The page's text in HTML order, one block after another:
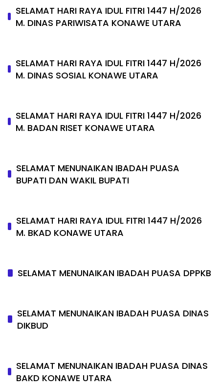
SELAMAT HARI RAYA IDUL FITRI 1447 H/2026
M. DINAS PARIWISATA KONAWE UTARA
SELAMAT HARI RAYA IDUL FITRI 1447 H/2026
M. DINAS SOSIAL KONAWE UTARA
SELAMAT HARI RAYA IDUL FITRI 1447 H/2026
M. BADAN RISET KONAWE UTARA
SELAMAT MENUNAIKAN IBADAH PUASA
BUPATI DAN WAKIL BUPATI
SELAMAT HARI RAYA IDUL FITRI 1447 H/2026
M. BKAD KONAWE UTARA
SELAMAT MENUNAIKAN IBADAH PUASA DPPKB
SELAMAT MENUNAIKAN IBADAH PUASA DINAS
DIKBUD
SELAMAT MENUNAIKAN IBADAH PUASA DINAS
BAKD KONAWE UTARA